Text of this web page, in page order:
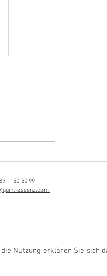
- 150 50 99
essenz.com
Nutzung erklären Sie sich